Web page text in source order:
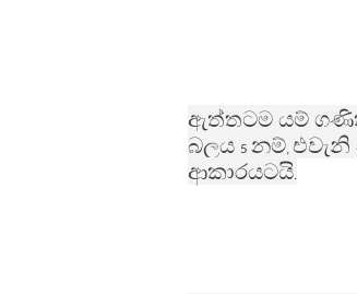
ඇත්තටම යම්
බලය 5 නම් එවැනි
ආකාරයටයි